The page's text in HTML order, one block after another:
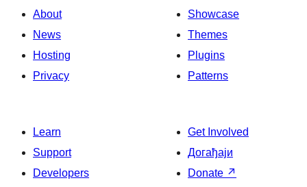
About
News
Hosting
Privacy
Showcase
Themes
Plugins
Patterns
Learn
Support
Developers
Get Involved
Догађаји
Donate ↗